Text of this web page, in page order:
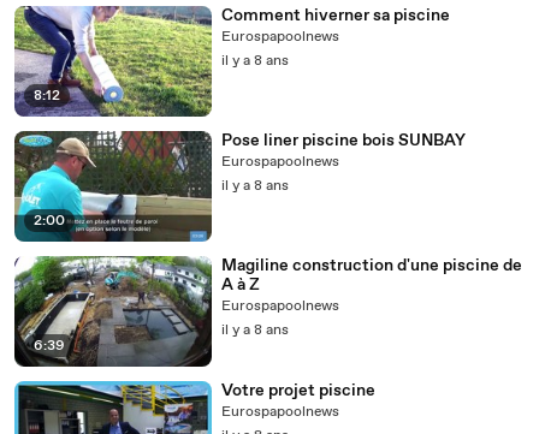
8:12
Comment hiverner sa piscine
Eurospapoolnews
il y a 8 ans
2:00
Pose liner piscine bois SUNBAY
Eurospapoolnews
il y a 8 ans
6:39
Magiline construction d'une piscine de
A à Z
Eurospapoolnews
il y a 8 ans
Votre projet piscine
Eurospapoolnews